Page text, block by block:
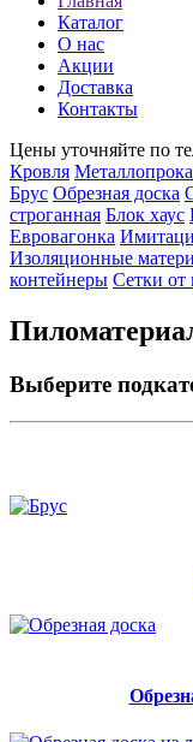
Каталог
О нас
Акции
Доставка
Контакты
Цены уточняйте по
Кровля
Брус Обрезная доска
строганная Блок хаус
Евровагонка
Изоляционные
контейнеры Сетки от
Выберите